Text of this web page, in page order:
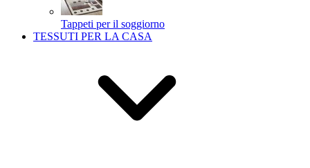
Tappeti per il soggiorno
TESSUTI PER LA CASA